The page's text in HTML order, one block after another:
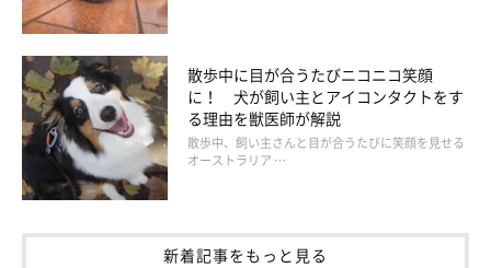
も」
実録２：豪雨災害で川の水位が上昇。愛犬と体育館へ同
行避難した！
散歩中に目が合うたびニコニコ笑顔
に！ 犬が飼い主とアイコンタクトをす
る理由を獣医師が解説
散歩中、飼い主さんと目が合うたびに笑顔を見せる
オーストラリア …
新着記事をもっと見る